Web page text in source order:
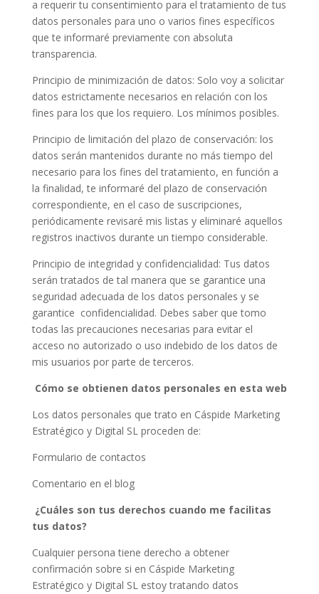
a requerir tu consentimiento para el tratamiento de tus
datos personales para uno o varios fines específicos
que te informaré previamente con absoluta
transparencia.
Principio de minimización de datos: Solo voy a solicitar
datos estrictamente necesarios en relación con los
fines para los que los requiero. Los mínimos posibles.
Principio de limitación del plazo de conservación: los
datos serán mantenidos durante no más tiempo del
necesario para los fines del tratamiento, en función a
la finalidad, te informaré del plazo de conservación
correspondiente, en el caso de suscripciones,
periódicamente revisaré mis listas y eliminaré aquellos
registros inactivos durante un tiempo considerable.
Principio de integridad y confidencialidad: Tus datos
serán tratados de tal manera que se garantice una
seguridad adecuada de los datos personales y se
garantice confidencialidad. Debes saber que tomo
todas las precauciones necesarias para evitar el
acceso no autorizado o uso indebido de los datos de
mis usuarios por parte de terceros.
Cómo se obtienen datos personales en esta web
Los datos personales que trato en Cáspide Marketing
Estratégico y Digital SL proceden de:
Formulario de contactos
Comentario en el blog
¿Cuáles son tus derechos cuando me facilitas
tus datos?
Cualquier persona tiene derecho a obtener
confirmación sobre si en Cáspide Marketing
Estratégico y Digital SL estoy tratando datos